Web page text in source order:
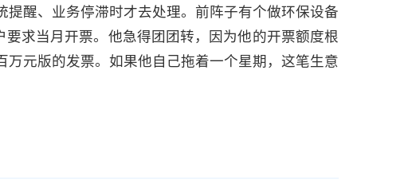
醒、业务停滞时才去处理。前阵子有个做环保设备
求当月开票。他急得团团转，因为他的开票额度根
元版的发票。如果他自己拖着一个星期，这笔生意